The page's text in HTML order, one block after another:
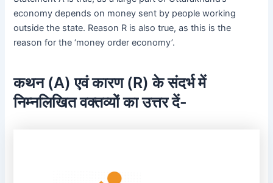
economy depends on money sent by people working
outside the state. Reason R is also true, as this is the
reason for the ‘money order economy’.
कथन (A) एवं कारण (R) के संदर्भ में
निम्नलिखित वक्तव्यों का उत्तर दें-